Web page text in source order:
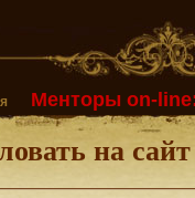
Менторы on-
на